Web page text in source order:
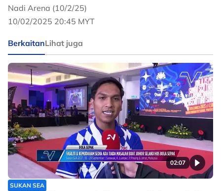
Nadi Arena (10/2/25)
10/02/2025 20:45 MYT
BerkaitanLihat juga
02:07
SUKAN SEA